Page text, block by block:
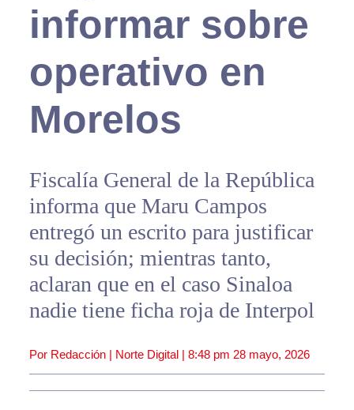
informar sobre
operativo en
Morelos
Fiscalía General de la República
informa que Maru Campos
entregó un escrito para justificar
su decisión; mientras tanto,
aclaran que en el caso Sinaloa
nadie tiene ficha roja de Interpol
Por Redacción | Norte Digital | 8:48 pm 28 mayo, 2026